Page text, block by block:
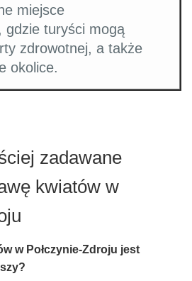
miejsce
gdzie turyści mogą
zdrowotnej, a także
okolice.
zadawane
kwiatów w
w Połczynie-Zdroju jest